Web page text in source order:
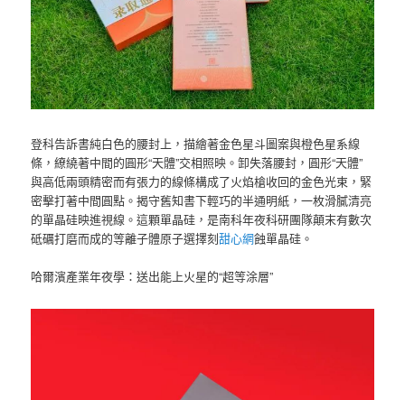
登科告訴書純白色的腰封上，描繪著金色星斗圖案與橙色星系線
條，繚繞著中間的圓形“天體”交相照映。卸失落腰封，圓形“天體”
與高低兩頭精密而有張力的線條構成了火焰槍收回的金色光束，緊
密擊打著中間圓點。揭守舊知書下輕巧的半通明紙，一枚滑膩清亮
的單晶硅映進視線。這顆單晶硅，是南科年夜科研團隊顛末有數次
砥礪打磨而成的等離子體原子選擇刻甜心網蝕單晶硅。
哈爾濱產業年夜學：送出能上火星的“超等涂層”